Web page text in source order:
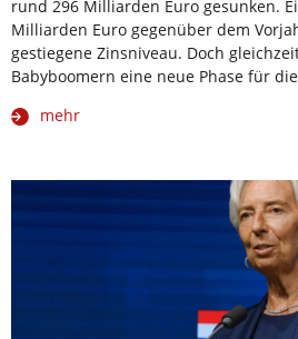
rund 296 Milliarden Euro gesunken.
Milliarden Euro gegenüber dem
gestiegene Zinsniveau. Doch
Babyboomern eine neue Phase für
mehr